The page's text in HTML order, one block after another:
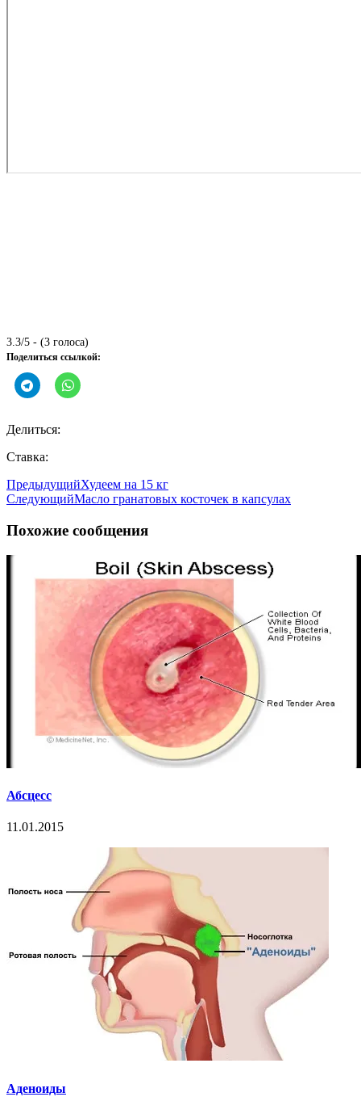
3.3/5 - (3 голоса)
Поделиться ссылкой:
Делиться:
Ставка:
ПредыдущийХудеем на 15 кг
СледующийМасло гранатовых косточек в капсулах
Похожие сообщения
Абсцесс
11.01.2015
Аденоиды